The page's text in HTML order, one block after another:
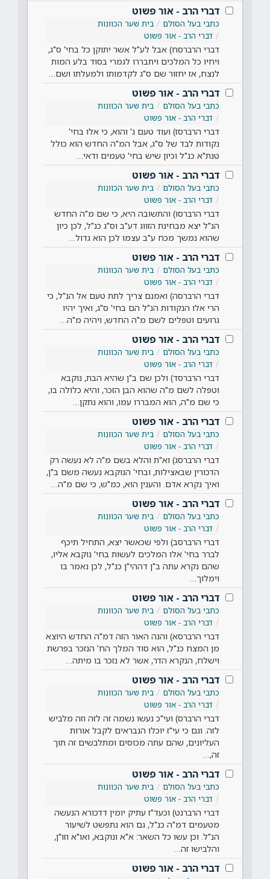
דברי הרב - אור פשוט
כתבי בעל הסולם
בית שער הכוונות
דברי הרב - אור פשוט
דברי הרברסח) אבל לע"ל אשר יתוקן כל בחי' ס"ג,
ויחיו כל המלכים ויתבררו לגמרי בסוד בלע המות
לנצח, אז יחזור שם ס"ג לקדמותו ולמעלתו ושם…
דברי הרב - אור פשוט
כתבי בעל הסולם
בית שער הכוונות
דברי הרב - אור פשוט
דברי הרברסז) ועוד טעם ג' והוא, כי אלו בחי'
נקודות לבד של ס"ג, אבל המ"ה החדש הוא כולל
טנת"א כנ"ל וכיון שיש בחי' טעמים ודאי…
דברי הרב - אור פשוט
כתבי בעל הסולם
בית שער הכוונות
דברי הרב - אור פשוט
דברי הרברסו) והתשובה היא, כי שם מ"ה החדש
הנ"ל יצא מבחינת הזווג דע"ב וס"ג כנ"ל, לכן כיון
שהוא נמשך מכח ע"ב עצמו לכן הוא גדול…
דברי הרב - אור פשוט
כתבי בעל הסולם
בית שער הכוונות
דברי הרב - אור פשוט
דברי הרברסה) ואמנם צריך לתת טעם אל הנ"ל, כי
הרי אלו הנקודות הנ"ל הם בחי' ס"ג, ואיך יהיו
גרועים וטפלים לשם מ"ה החדש, ויהיה מ"ה…
דברי הרב - אור פשוט
כתבי בעל הסולם
בית שער הכוונות
דברי הרב - אור פשוט
דברי הרברסד) ולכן שם ב"ן שהיא הבת, נוקבא
וטפלה לשם מ"ה שהוא הבן הזכר, והיא כלולה בו,
כי שם מ"ה, הוא המבררו עמו, והוא נתקן…
דברי הרב - אור פשוט
כתבי בעל הסולם
בית שער הכוונות
דברי הרב - אור פשוט
דברי הרברסג) וא"ת והלא בשם מ"ה לא נעשה רק
הדכורין שבאצילות, ובחי' הנוקבא נעשה משם ב"ן,
ואיך נקרא אדם. והענין הוא, כמ"ש, כי שם מ"ה…
דברי הרב - אור פשוט
כתבי בעל הסולם
בית שער הכוונות
דברי הרב - אור פשוט
דברי הרברסב) ולפי שכאשר יצא, התחיל תיכף
לברר בחי' אלו המלכים לעשות בחי' נוקבא אליו,
שהם נקרא עתה ב"ן דההי"ן כנ"ל, לכן נאמר בו
וימלוך…
דברי הרב - אור פשוט
כתבי בעל הסולם
בית שער הכוונות
דברי הרב - אור פשוט
דברי הרברסא) והנה האור הזה דמ"ה החדש היוצא
מן המצח כנ"ל, הוא סוד המלך הח' הנזכר בפרשת
וישלח, הנקרא הדר, אשר לא נזכר בו מיתה…
דברי הרב - אור פשוט
כתבי בעל הסולם
בית שער הכוונות
דברי הרב - אור פשוט
דברי הרברס) ועי"כ נעשו נשמה זה לזה וזה מלביש
לזה. וגם כי עי"ז יוכלו הנבראים לקבל אורות
העליונים, שהם עתה מכוסים ומתלבשים זה תוך
זה,…
דברי הרב - אור פשוט
כתבי בעל הסולם
בית שער הכוונות
דברי הרב - אור פשוט
דברי הרברנט) וכעד"ז עתיק יומין דדכורא הנעשה
מטעמים דמ"ה כנ"ל, גם הוא נתפשט לשיעור
הנ"ל. וכן עשו כל השאר: א"א ונוקבא, ואו"א וזו"ן,
והלבישו זה…
דברי הרב - אור פשוט